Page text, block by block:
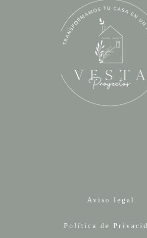
Aviso legal
Política de